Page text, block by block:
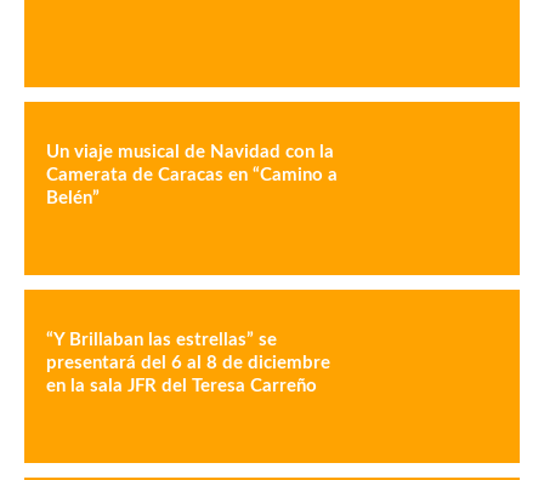
Un viaje musical de Navidad con la
Camerata de Caracas en “Camino a
Belén”
“Y Brillaban las estrellas” se
presentará del 6 al 8 de diciembre
en la sala JFR del Teresa Carreño